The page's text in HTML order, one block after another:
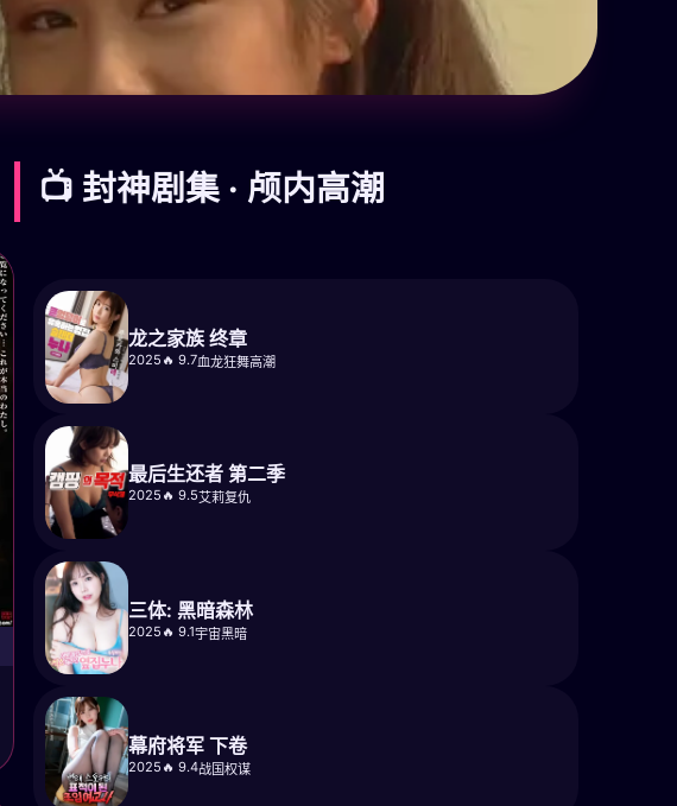
📺 封神剧集 · 颅内高潮
龙之家族 终章
2025 🔥 9.7血龙狂舞高潮
最后生还者 第二季
2025 🔥 9.5艾莉复仇
三体: 黑暗森林
2025 🔥 9.1宇宙黑暗
幕府将军 下卷
2025 🔥 9.4战国权谋